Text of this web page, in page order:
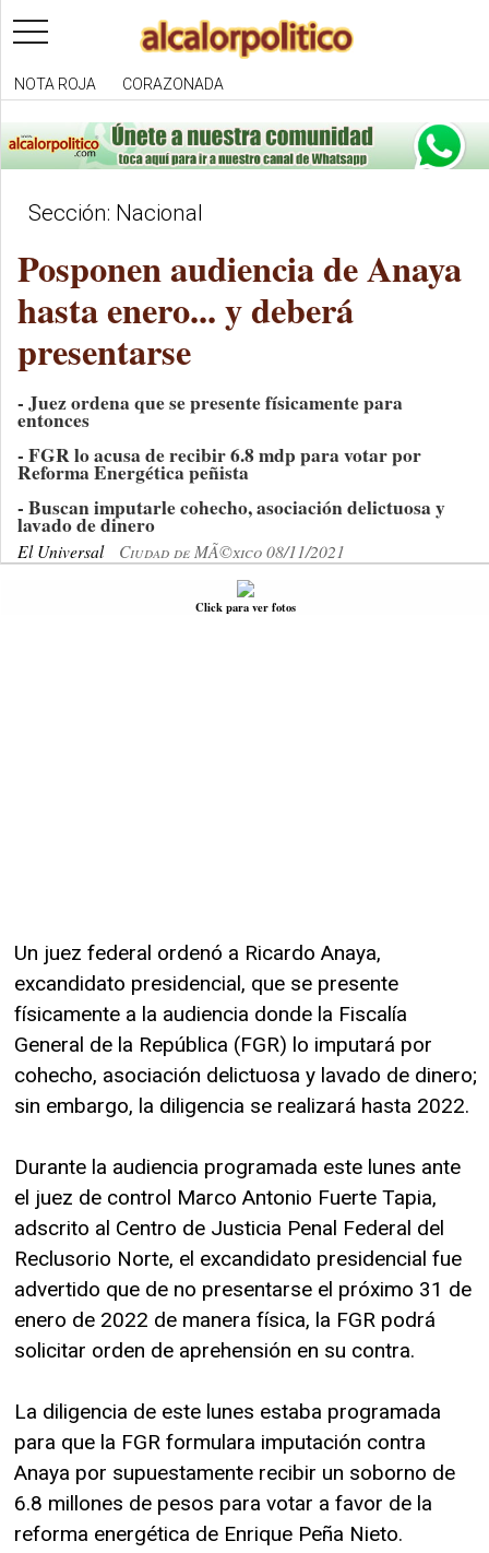
toggle
navigation
NOTA ROJA CORAZONADA
Sección: Nacional
Posponen audiencia de Anaya
hasta enero... y deberá
presentarse
- Juez ordena que se presente físicamente para
entonces
- FGR lo acusa de recibir 6.8 mdp para votar por
Reforma Energética peñista
- Buscan imputarle cohecho, asociación delictuosa y
lavado de dinero
El Universal Ciudad de MÃ©xico 08/11/2021
Click para ver fotos
Un juez federal ordenó a Ricardo Anaya,
excandidato presidencial, que se presente
físicamente a la audiencia donde la Fiscalía
General de la República (FGR) lo imputará por
cohecho, asociación delictuosa y lavado de dinero;
sin embargo, la diligencia se realizará hasta 2022.
Durante la audiencia programada este lunes ante
el juez de control Marco Antonio Fuerte Tapia,
adscrito al Centro de Justicia Penal Federal del
Reclusorio Norte, el excandidato presidencial fue
advertido que de no presentarse el próximo 31 de
enero de 2022 de manera física, la FGR podrá
solicitar orden de aprehensión en su contra.
La diligencia de este lunes estaba programada
para que la FGR formulara imputación contra
Anaya por supuestamente recibir un soborno de
6.8 millones de pesos para votar a favor de la
reforma energética de Enrique Peña Nieto.